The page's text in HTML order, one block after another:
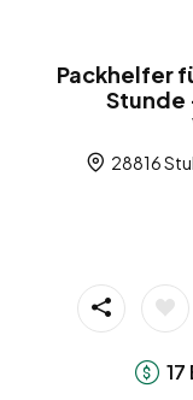
Packhelfer
Stunde
28816
17